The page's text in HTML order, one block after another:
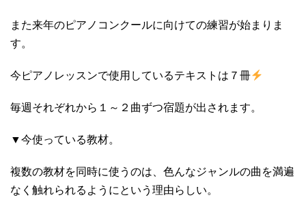
また来年のピアノコンクールに向けての練習が始まりま
す。
今ピアノレッスンで使用しているテキストは７冊
毎週それぞれから１～２曲ずつ宿題が出されます。
▼今使っている教材。
複数の教材を同時に使うのは、色んなジャンルの曲を満遍
なく触れられるようにという理由らしい。